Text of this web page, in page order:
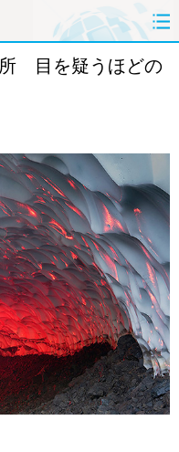
経済
写真
目を疑うほどの